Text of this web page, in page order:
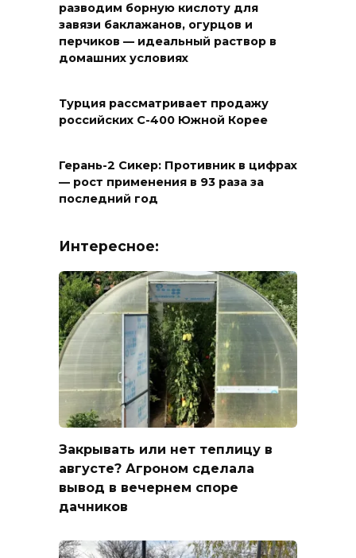
разводим борную кислоту для
завязи баклажанов, огурцов и
перчиков — идеальный раствор в
домашних условиях
Турция рассматривает продажу
российских С-400 Южной Корее
Герань-2 Сикер: Противник в цифрах
— рост применения в 93 раза за
последний год
Интересное:
Закрывать или нет теплицу в
августе? Агроном сделала
вывод в вечернем споре
дачников